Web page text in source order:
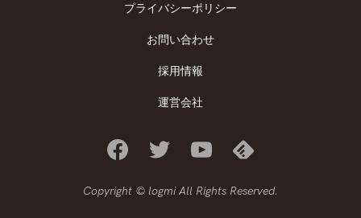
プライバシーポリシー
お問い合わせ
採用情報
運営会社
Copyright © logmi All Rights Reserved.